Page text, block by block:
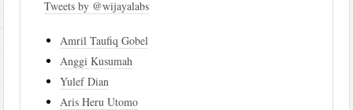
Tweets by @wijayalabs
Amril Taufiq Gobel
Anggi Kusumah
Yulef Dian
Aris Heru Utomo